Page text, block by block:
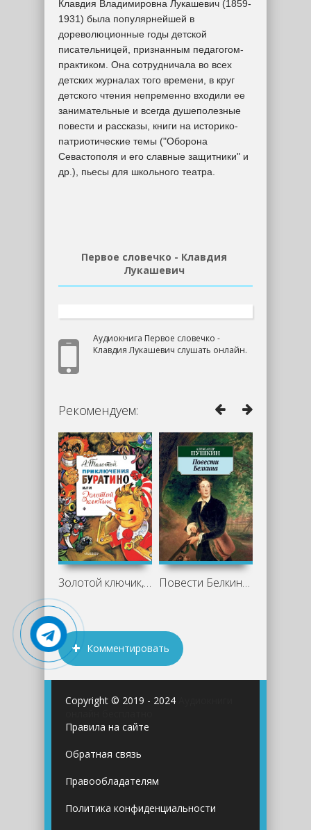
Клавдия Владимировна Лукашевич (1859-
1931) была популярнейшей в
дореволюционные годы детской
писательницей, признанным педагогом-
практиком. Она сотрудничала во всех
детских журналах того времени, в круг
детского чтения непременно входили ее
занимательные и всегда душеполезные
повести и рассказы, книги на историко-
патриотические темы ("Оборона
Севастополя и его славные защитники" и
др.), пьесы для школьного театра.
Первое словечко - Клавдия
Лукашевич
Аудиокнига Первое словечко -
Клавдия Лукашевич слушать онлайн.
Рекомендуем:
Золотой ключик, или Приключения Повести Белкина - Александр Пушкин
Комментировать
Copyright © 2019 - 2024
Правила на сайте
Обратная связь
Правообладателям
Политика конфиденциальности